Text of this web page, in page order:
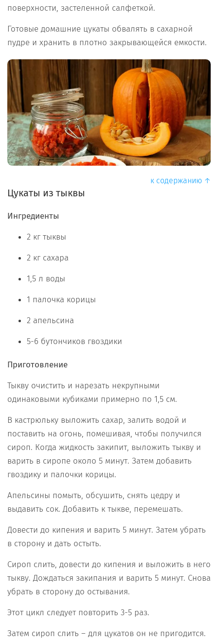
поверхности, застеленной салфеткой.
Готовые домашние цукаты обвалять в сахарной
пудре и хранить в плотно закрывающейся емкости.
к содержанию ↑
Цукаты из тыквы
Ингредиенты
2 кг тыквы
2 кг сахара
1,5 л воды
1 палочка корицы
2 апельсина
5-6 бутончиков гвоздики
Приготовление
Тыкву очистить и нарезать некрупными
одинаковыми кубиками примерно по 1,5 см.
В кастрюльку выложить сахар, залить водой и
поставить на огонь, помешивая, чтобы получился
сироп. Когда жидкость закипит, выложить тыкву и
варить в сиропе около 5 минут. Затем добавить
гвоздику и палочки корицы.
Апельсины помыть, обсушить, снять цедру и
выдавить сок. Добавить к тыкве, перемешать.
Довести до кипения и варить 5 минут. Затем убрать
в сторону и дать остыть.
Сироп слить, довести до кипения и выложить в него
тыкву. Дождаться закипания и варить 5 минут. Снова
убрать в сторону до остывания.
Этот цикл следует повторить 3-5 раз.
Затем сироп слить – для цукатов он не пригодится.